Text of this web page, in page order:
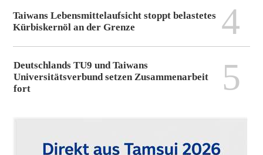
Taiwans Lebensmittelaufsicht stoppt belastetes
Kürbiskernöl an der Grenze
4
Deutschlands TU9 und Taiwans
Universitätsverbund setzen Zusammenarbeit
fort
5